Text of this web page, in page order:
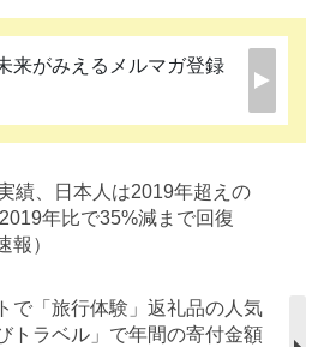
来がみえるメルマガ登録
績、日本人は2019年超えの
年比で35%減まで回復
報）
で「旅行体験」返礼品の人気
トラベル」で年間の寄付金額